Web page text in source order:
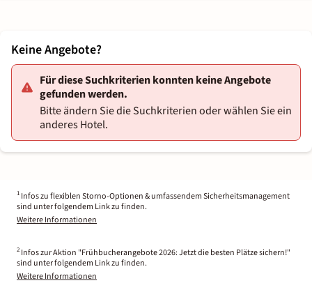
Keine Angebote?
Für diese Suchkriterien konnten keine Angebote
gefunden werden.
Bitte ändern Sie die Suchkriterien oder wählen Sie ein
anderes Hotel.
1 Infos zu flexiblen Storno-Optionen & umfassendem Sicherheitsmanagement
sind unter folgendem Link zu finden.
Weitere Informationen
2 Infos zur Aktion "Frühbucherangebote 2026: Jetzt die besten Plätze sichern!"
sind unter folgendem Link zu finden.
Weitere Informationen